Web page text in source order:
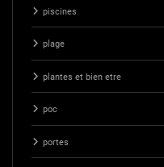
piscines
plage
plantes et bien etre
poc
portes